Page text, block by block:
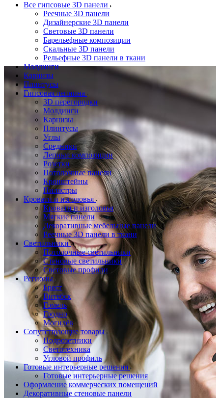
Все гипсовые 3D панели
Реечные 3D панели
Дизайнерские 3D панели
Световые 3D панели
Барельефные композиции
Скальные 3D панели
Рельефные 3D панели в ткани
Молдинги
Карнизы
Плинтусы
Гипсовая лепнина
3D перегородки
Молдинги
Карнизы
Плинтусы
Углы
Средники
Лепные композиции
Розетки
Потолочные панели
Кронштейны
Пилястры
Кровати и изголовья
Кровати и изголовья
Мягкие панели
Декоративные мебельные панели
Реечные 3D панели в ткани
Светильники
Потолочные светильники
Стеновые светильники
Световые профили
Регионы
Брест
Витебск
Гомель
Гродно
Могилёв
Сопутствующие товары
Подрозетники
Светотехника
Угловой профиль
Готовые интерьерные решения
Готовые интерьерные решения
Оформление коммерческих помещений
Декоративные стеновые панели